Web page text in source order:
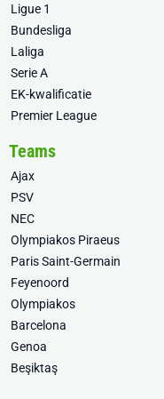
Ligue 1
Bundesliga
Laliga
Serie A
EK-kwalificatie
Premier League
Teams
Ajax
PSV
NEC
Olympiakos Piraeus
Paris Saint-Germain
Feyenoord
Olympiakos
Barcelona
Genoa
Beşiktaş